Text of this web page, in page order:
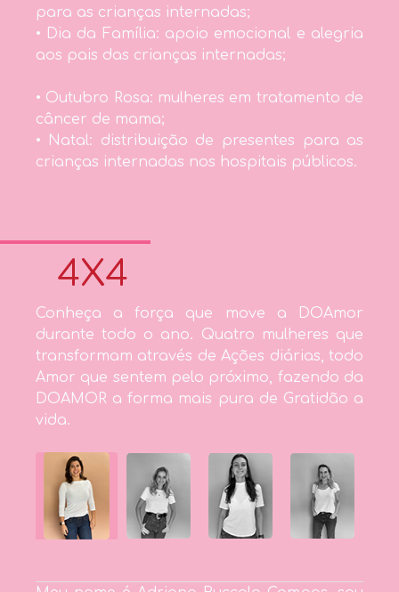
para as crianças internadas;
• Dia da Família: apoio emocional e alegria
aos pais das crianças internadas;
• Outubro Rosa: mulheres em tratamento de
câncer de mama;
• Natal: distribuição de presentes para as
crianças internadas nos hospitais públicos.
4X4
Conheça a força que move a DOAmor
durante todo o ano. Quatro mulheres que
transformam através de Ações diárias, todo
Amor que sentem pelo próximo, fazendo da
DOAMOR a forma mais pura de Gratidão a
vida.